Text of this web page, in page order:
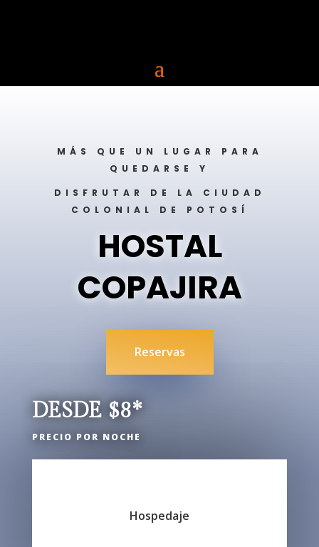
MÁS QUE UN LUGAR PARA
QUEDARSE Y
DISFRUTAR DE LA CIUDAD
COLONIAL DE POTOSÍ
HOSTAL
COPAJIRA
Reservas
DESDE $8*
PRECIO POR NOCHE
Hospedaje